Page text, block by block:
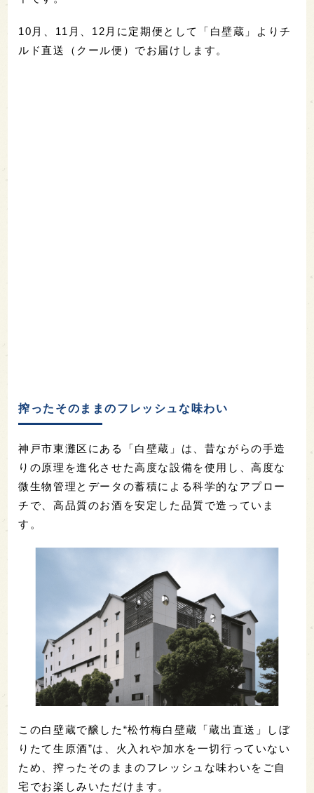
10月、11月、12月に定期便として「白壁蔵」よりチ
ルド直送（クール便）でお届けします。
搾ったそのままのフレッシュな味わい
神戸市東灘区にある「白壁蔵」は、昔ながらの手造
りの原理を進化させた高度な設備を使用し、高度な
微生物管理とデータの蓄積による科学的なアプロー
チで、高品質のお酒を安定した品質で造っていま
す。
この白壁蔵で醸した“松竹梅白壁蔵「蔵出直送」しぼ
りたて生原酒”は、火入れや加水を一切行っていない
ため、搾ったそのままのフレッシュな味わいをご自
宅でお楽しみいただけます。